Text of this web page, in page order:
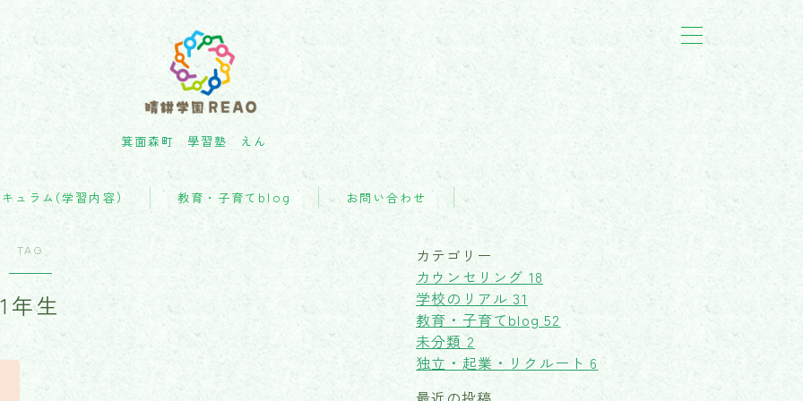
箕面森町 學習塾 えん
ュラム(学習内容) 教育・子育てblog お問い合わせ
カリキュラム(学習内容)
お問い合わせ
TAG
1年生
カテゴリー
カウンセリング 18
学校のリアル 31
教育・子育てblog52
未分類2
独立・起業・リクルート 6